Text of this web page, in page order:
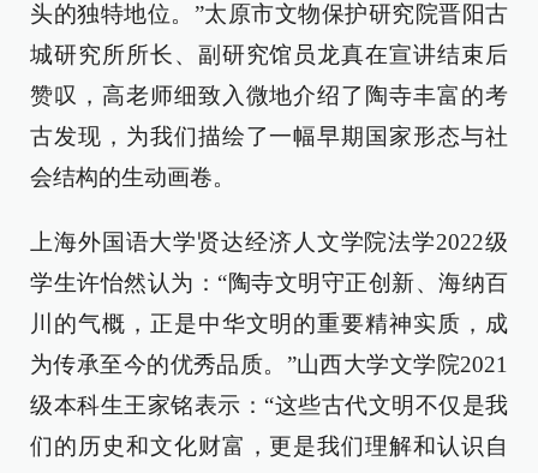
头的独特地位。”太原市文物保护研究院晋阳古
城研究所所长、副研究馆员龙真在宣讲结束后
赞叹，高老师细致入微地介绍了陶寺丰富的考
古发现，为我们描绘了一幅早期国家形态与社
会结构的生动画卷。
上海外国语大学贤达经济人文学院法学2022级
学生许怡然认为：“陶寺文明守正创新、海纳百
川的气概，正是中华文明的重要精神实质，成
为传承至今的优秀品质。”山西大学文学院2021
级本科生王家铭表示：“这些古代文明不仅是我
们的历史和文化财富，更是我们理解和认识自